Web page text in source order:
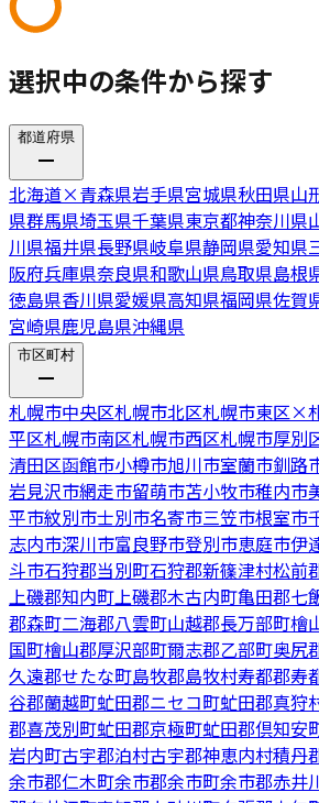
選択中の条件から探す
都道府県
北海道×青森県岩手県宮城県秋田県山
県群馬県埼玉県千葉県東京都神奈川県
川県福井県長野県岐阜県静岡県愛知県
阪府兵庫県奈良県和歌山県鳥取県島根
徳島県香川県愛媛県高知県福岡県佐賀
宮崎県鹿児島県沖縄県
市区町村
札幌市中央区札幌市北区札幌市東区×
平区札幌市南区札幌市西区札幌市厚別
清田区函館市小樽市旭川市室蘭市釧路
岩見沢市網走市留萌市苫小牧市稚内市
平市紋別市士別市名寄市三笠市根室市
志内市深川市富良野市登別市恵庭市伊
斗市石狩郡当別町石狩郡新篠津村松前
上磯郡知内町上磯郡木古内町亀田郡七
郡森町二海郡八雲町山越郡長万部町檜
国町檜山郡厚沢部町爾志郡乙部町奥尻
久遠郡せたな町島牧郡島牧村寿都郡寿
谷郡蘭越町虻田郡ニセコ町虻田郡真狩
郡喜茂別町虻田郡京極町虻田郡倶知安
岩内町古宇郡泊村古宇郡神恵内村積丹
余市郡仁木町余市郡余市町余市郡赤井